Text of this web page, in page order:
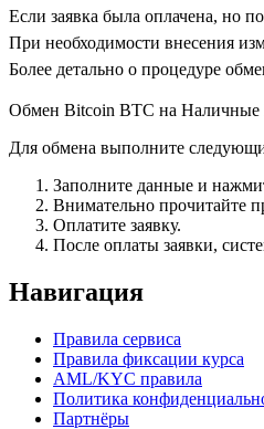
Если заявка была оплачена, но
При необходимости внесения
Более детально о процедуре
Обмен Bitcoin BTC на Наличные
Для обмена выполните
Заполните данные и
Внимательно прочитайте
Оплатите заявку.
После оплаты заявки,
Навигация
Правила сервиса
Правила фиксации курса
AML/KYC правила
Политика
Партнёры